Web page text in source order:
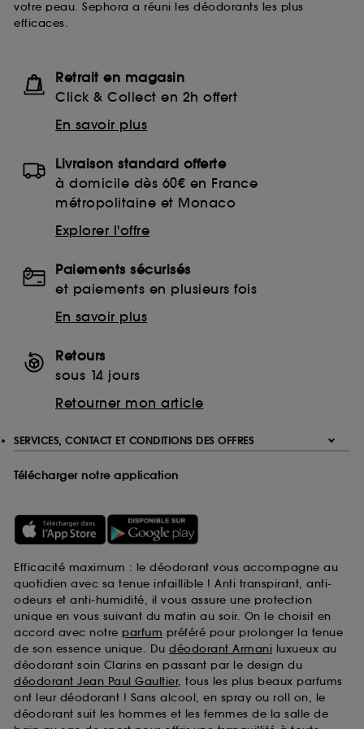
votre peau. Sephora a réuni les déodorants les plus
efficaces.
Retrait en magasin
Click & Collect en 2h offert
En savoir plus
Livraison standard offerte
à domicile dès 60€ en France
métropolitaine et Monaco
Explorer l'offre
Paiements sécurisés
et paiements en plusieurs fois
En savoir plus
Retours
sous 14 jours
Retourner mon article
SERVICES, CONTACT ET CONDITIONS DES OFFRES
Télécharger notre application
Efficacité maximum : le déodorant vous accompagne au
quotidien avec sa tenue infaillible ! Anti transpirant, anti-
odeurs et anti-humidité, il vous assure une protection
unique en vous suivant du matin au soir. On le choisit en
accord avec notre parfum préféré pour prolonger la tenue
de son essence unique. Du déodorant Armani luxueux au
déodorant soin Clarins en passant par le design du
déodorant Jean Paul Gaultier, tous les plus beaux parfums
ont leur déodorant ! Sans alcool, en spray ou roll on, le
déodorant suit les hommes et les femmes de la salle de
de ces cookies grâce au bouton "personnaliser mes
choix" ci-dessous ou décider de "tout accepter".
finalités acceptées, avec les données personnelles
collectées ou générées lors de votre activité en ligne
ou en magasin. Pour refuser tous les cookies, cliques
moment choisir de retirer votrte consentement. Si vous
utilisés, cliquezici.